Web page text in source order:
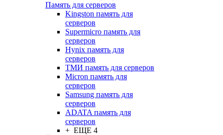
Память для серверов
Kingston память для
серверов
Supermicro память для
серверов
Hynix память для
серверов
ТМИ память для серверов
Micron память для
серверов
Samsung память для
серверов
ADATA память для
серверов
+ ЕЩЕ 4